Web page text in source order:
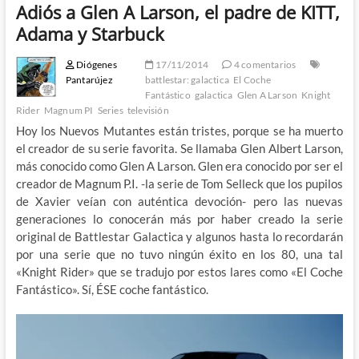
Adiós a Glen A Larson, el padre de KITT,
Adama y Starbuck
Diógenes
Pantarújez
17/11/2014
4 comentarios
battlestar: galactica El Coche
Fantástico galactica Glen A Larson Knight
Rider Magnum PI Series televisión
Hoy los Nuevos Mutantes están tristes, porque se ha muerto
el creador de su serie favorita. Se llamaba Glen Albert Larson,
más conocido como Glen A Larson. Glen era conocido por ser el
creador de Magnum P.I. -la serie de Tom Selleck que los pupilos
de Xavier veían con auténtica devoción- pero las nuevas
generaciones lo conocerán más por haber creado la serie
original de Battlestar Galactica y algunos hasta lo recordarán
por una serie que no tuvo ningún éxito en los 80, una tal
«Knight Rider» que se tradujo por estos lares como «El Coche
Fantástico». Sí, ÉSE coche fantástico.